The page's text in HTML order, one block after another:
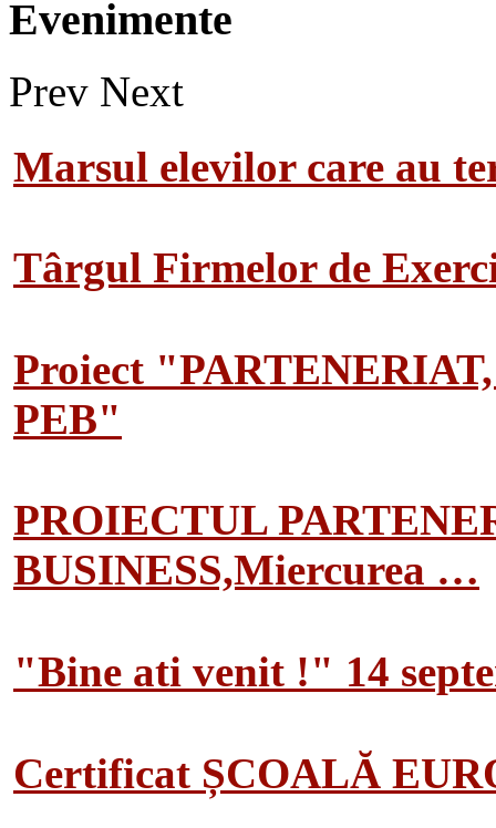
Evenimente
Prev Next
Marsul elevilor care au
Târgul Firmelor de
Proiect
PEB"
PROIECTUL
BUSINESS,Miercurea …
"Bine ati venit !" 14
Certificat ȘCOALĂ